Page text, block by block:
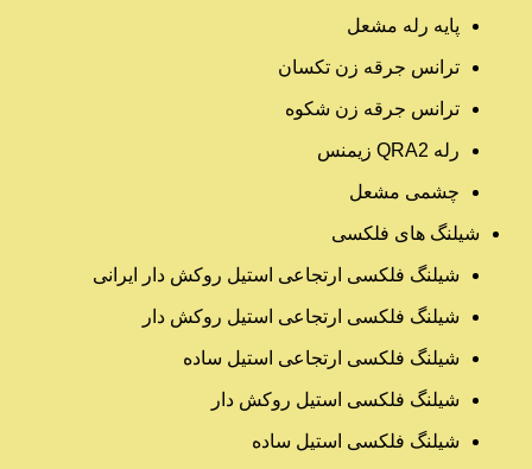
پایه رله مشعل
ترانس جرقه زن تکسان
ترانس جرقه زن شکوه
رله QRA2 زیمنس
چشمی مشعل
شیلنگ های فلکسی
شیلنگ فلکسی ارتجاعی استیل روکش دار ایرانی
شیلنگ فلکسی ارتجاعی استیل روکش دار
شیلنگ فلکسی ارتجاعی استیل ساده
شیلنگ فلکسی استیل روکش دار
شیلنگ فلکسی استیل ساده